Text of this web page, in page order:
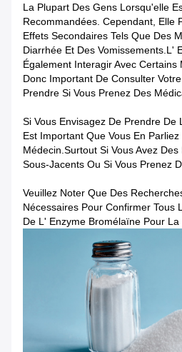
La Plupart Des Gens Lorsqu'elle
Recommandées. Cependant, Elle
Effets Secondaires Tels Que Des
Diarrhée Et Des Vomissements.L'
Également Interagir Avec Certains
Donc Important De Consulter
Prendre Si Vous Prenez Des
Si Vous Envisagez De Prendre De
Est Important Que Vous En
Médecin.surtout Si Vous Avez
Sous-Jacents Ou Si Vous Prenez
Veuillez Noter Que Des
Nécessaires Pour Confirmer Tous
De L' Enzyme Bromélaïne Pour La